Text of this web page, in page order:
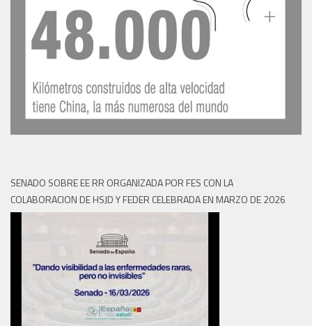
SENADO SOBRE EE RR ORGANIZADA POR FES CON LA
COLABORACION DE HSJD Y FEDER CELEBRADA EN MARZO DE 2026